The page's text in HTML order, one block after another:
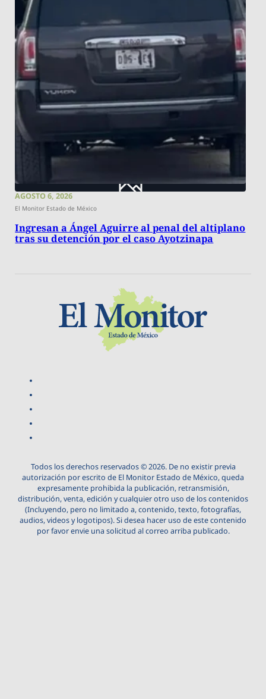
AGOSTO 6, 2026
El Monitor Estado de México
Ingresan a Ángel Aguirre al penal del altiplano
tras su detención por el caso Ayotzinapa
Todos los derechos reservados © 2026. De no existir previa
autorización por escrito de El Monitor Estado de México, queda
expresamente prohibida la publicación, retransmisión,
distribución, venta, edición y cualquier otro uso de los contenidos
(Incluyendo, pero no limitado a, contenido, texto, fotografías,
audios, videos y logotipos). Si desea hacer uso de este contenido
por favor envie una solicitud al correo arriba publicado.